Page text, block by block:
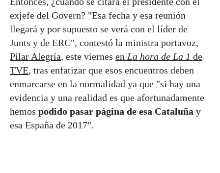
exjefe del Govern? "Esa fecha y esa reunión
llegará y por supuesto se verá con el líder de
Junts y de ERC", contestó la ministra portavoz,
Pilar Alegría, este viernes en La hora de La 1 de
TVE, tras enfatizar que esos encuentros deben
enmarcarse en la normalidad ya que "si hay una
evidencia y una realidad es que afortunadamente
hemos podido pasar página de esa Cataluña y
esa España de 2017".